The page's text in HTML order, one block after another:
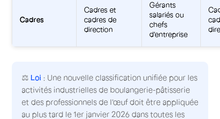
Cadres
Cadres et
cadres de
direction
Gérants
salariés ou
chefs
d'entreprise
⚖️ Loi : Une nouvelle classification unifiée pour les
activités industrielles de boulangerie-pâtisserie
et des professionnels de l'œuf doit être appliquée
au plus tard le 1er janvier 2026 dans toutes les